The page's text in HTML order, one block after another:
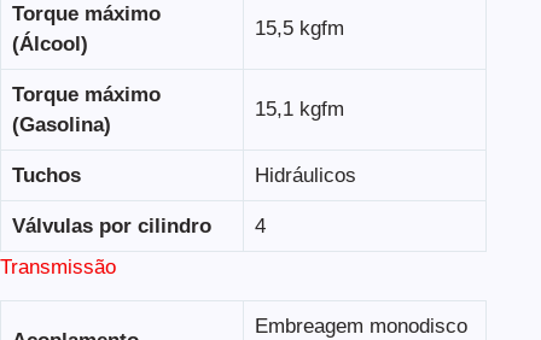
Torque máximo
(Álcool)
15,5 kgfm
Torque máximo
(Gasolina)
15,1 kgfm
Tuchos Hidráulicos
Válvulas por cilindro
4
Transmissão
Embreagem monodisco